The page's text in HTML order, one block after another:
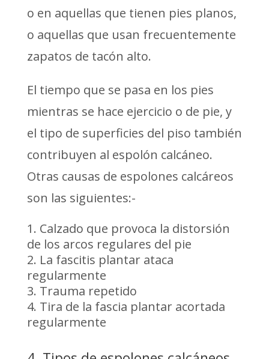
o en aquellas que tienen pies planos,
o aquellas que usan frecuentemente
zapatos de tacón alto.
El tiempo que se pasa en los pies
mientras se hace ejercicio o de pie, y
el tipo de superficies del piso también
contribuyen al espolón calcáneo.
Otras causas de espolones calcáreos
son las siguientes:-
Calzado que provoca la distorsión
de los arcos regulares del pie
La fascitis plantar ataca
regularmente
Trauma repetido
Tira de la fascia plantar acortada
regularmente